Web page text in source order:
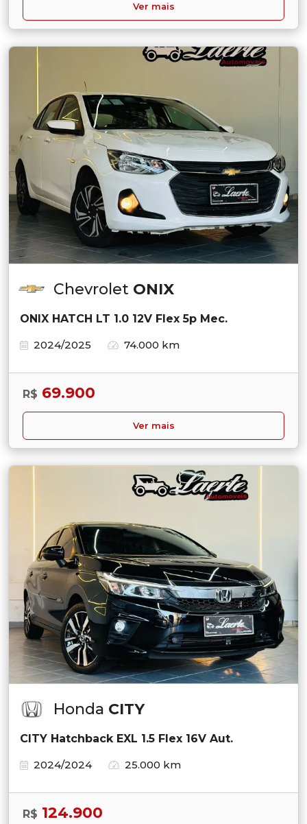
Ver mais
Chevrolet ONIX
ONIX HATCH LT 1.0 12V Flex 5p Mec.
2024/2025
74.000 km
R$ 69.900
Ver mais
Honda CITY
CITY Hatchback EXL 1.5 Flex 16V Aut.
2024/2024
25.000 km
R$ 124.900